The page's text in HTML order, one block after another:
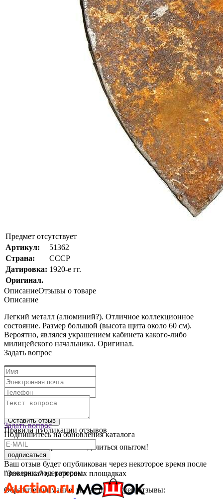
Предмет отсутствует
Артикул:
51362
Страна:
СССР
Датировка: 1920-е гг.
Оригинал.
ОписаниеОтзывы о товаре
Описание
Легкий металл (алюминий?). Отличное коллекционное
состояние. Размер большой (высота щита около 60 см).
Вероятно, являлся украшением кабинета какого-либо
милицейского начальника. Оригинал.
Текст отзыва:
Оставить отзыв
Правила публикации отзывов
Спасибо, что решили поделиться опытом!
Ваш отзыв будет опубликован через некоторое время после
проверки модератором.
Обратите внимание, мы не публикуем отзывы:
Задать вопрос
Задать вопрос
Подпишитесь на обновления каталога
подписаться
"Землянка" на торговых площадках